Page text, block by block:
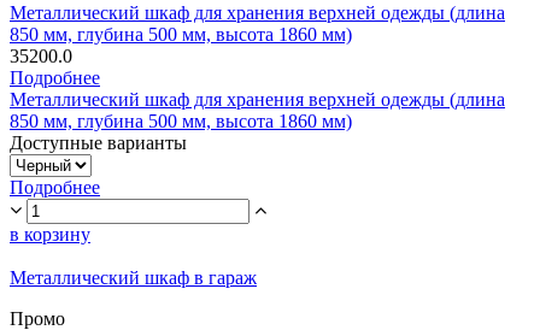
Металлический шкаф для хранения верхней одежды (длина
850 мм, глубина 500 мм, высота 1860 мм)
35200.0
Подробнее
Металлический шкаф для хранения верхней одежды (длина
850 мм, глубина 500 мм, высота 1860 мм)
Доступные варианты
Подробнее
в корзину
Металлический шкаф в гараж
Промо